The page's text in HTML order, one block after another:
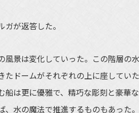
が返答した。
景は変化していった。この階層の
たドームがそれぞれの上に座してい
船は更に優雅で、精巧な彫刻と豪華
、水の魔法で推進するものもあった。